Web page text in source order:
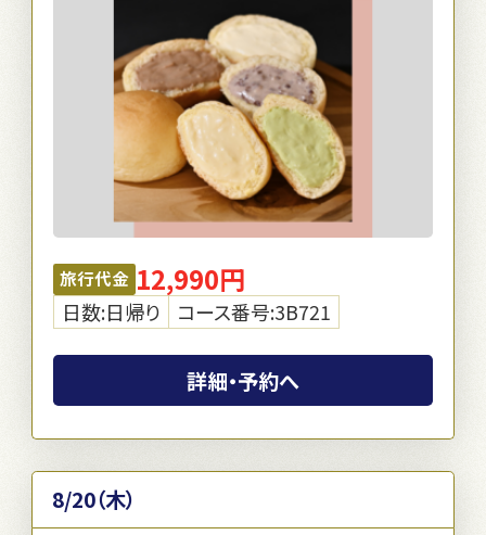
旅行代金 12,990円
日数:日帰り コース番号:3B721
詳細・予約へ
8/20（木）